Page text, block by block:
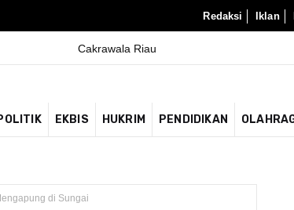
Redaksi Iklan
EKBIS HUKRIM PENDIDIKAN
di Sungai